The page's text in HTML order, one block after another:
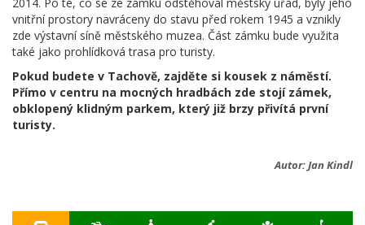
vnitřní prostory navráceny do stavu před rokem 1945 a vznikly
zde výstavní síně městského muzea. Část zámku bude využita
také jako prohlídková trasa pro turisty.
Pokud budete v Tachově, zajděte si kousek z náměstí.
Přímo v centru na mocných hradbách zde stojí zámek,
obklopený klidným parkem, který již brzy přivítá první
turisty.
Autor:Jan Kindl